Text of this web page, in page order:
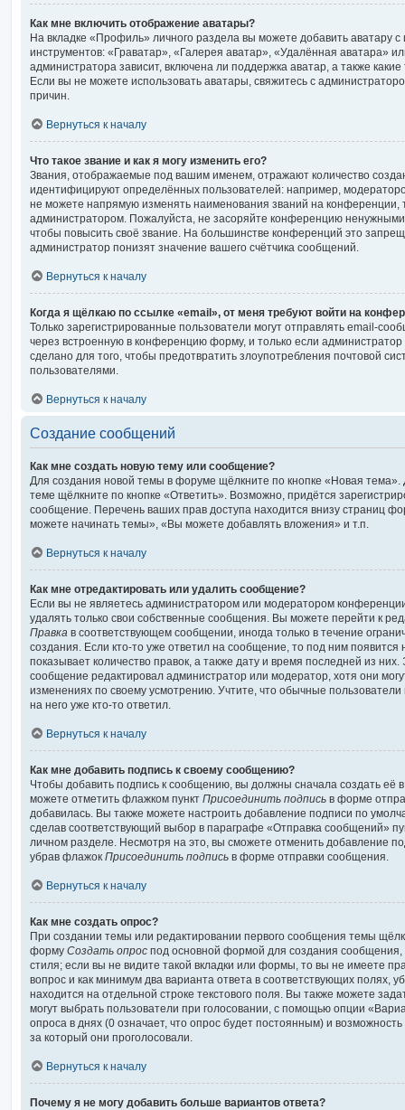
Как мне включить отображение аватары?
На вкладке «Профиль» личного раздела вы можете добавить аватару
инструментов: «Граватар», «Галерея аватар», «Удалённая аватара»
администратора зависит, включена ли поддержка аватар, а также
Если вы не можете использовать аватары, свяжитесь с
причин.
Вернуться к началу
Что такое звание и как я могу изменить его?
Звания, отображаемые под вашим именем, отражают количество
идентифицируют определённых пользователей: например,
не можете напрямую изменять наименования званий на конференции,
администратором. Пожалуйста, не засоряйте конференцию
чтобы повысить своё звание. На большинстве конференций это
администратор понизят значение вашего счётчика сообщений.
Вернуться к началу
Когда я щёлкаю по ссылке «email», от меня требуют войти на
Только зарегистрированные пользователи могут отправлять email-
через встроенную в конференцию форму, и только если
сделано для того, чтобы предотвратить злоупотребления почтовой
пользователями.
Вернуться к началу
Создание сообщений
Как мне создать новую тему или сообщение?
Для создания новой темы в форуме щёлкните по кнопке «Новая
теме щёлкните по кнопке «Ответить». Возможно, придётся
сообщение. Перечень ваших прав доступа находится внизу страниц
можете начинать темы», «Вы можете добавлять вложения» и т.п.
Вернуться к началу
Как мне отредактировать или удалить сообщение?
Если вы не являетесь администратором или модератором
удалять только свои собственные сообщения. Вы можете перейти к
Правка в соответствующем сообщении, иногда только в течение
создания. Если кто-то уже ответил на сообщение, то под ним
показывает количество правок, а также дату и время последней из
сообщение редактировал администратор или модератор, хотя они
изменениях по своему усмотрению. Учтите, что обычные
на него уже кто-то ответил.
Вернуться к началу
Как мне добавить подпись к своему сообщению?
Чтобы добавить подпись к сообщению, вы должны сначала создать её
можете отметить флажком пункт Присоединить подпись в форме
добавилась. Вы также можете настроить добавление подписи по
сделав соответствующий выбор в параграфе «Отправка сообщений»
личном разделе. Несмотря на это, вы сможете отменить добавление
убрав флажок Присоединить подпись в форме отправки сообщения.
Вернуться к началу
Как мне создать опрос?
При создании темы или редактировании первого сообщения темы
форму Создать опрос под основной формой для создания сообщения,
стиля; если вы не видите такой вкладки или формы, то вы не имеете
вопрос и как минимум два варианта ответа в соответствующих полях,
находится на отдельной строке текстового поля. Вы также можете
могут выбрать пользователи при голосовании, с помощью опции
опроса в днях (0 означает, что опрос будет постоянным) и
за который они проголосовали.
Вернуться к началу
Почему я не могу добавить больше вариантов ответа?